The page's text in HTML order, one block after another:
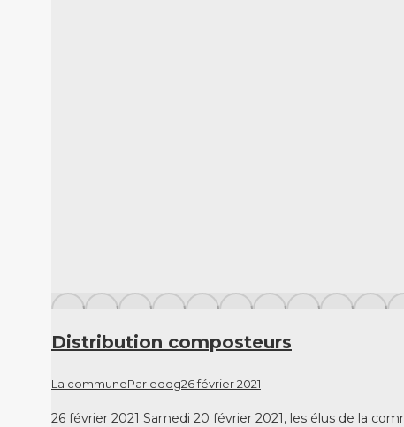
Distribution composteurs
La communePar edog26 février 2021
26 février 2021 Samedi 20 février 2021, les élus de la